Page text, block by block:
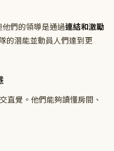
們的領導是通過連結和激勵
的潛能並動員人們達到更
直覺。他們能夠讀懂房間、